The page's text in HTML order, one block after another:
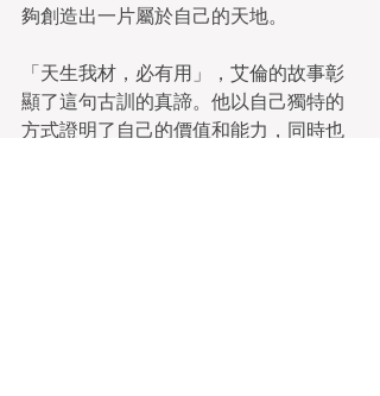
夠創造出一片屬於自己的天地。
「天生我材，必有用」，艾倫的故事彰
顯了這句古訓的真諦。他以自己獨特的
方式證明了自己的價值和能力，同時也